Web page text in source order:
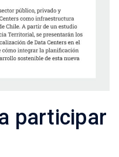
participar